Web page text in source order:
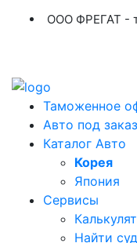
ООО ФРЕГАТ -
Таможенное
Авто под заказ
Каталог Авто
Корея
Япония
Сервисы
Найти